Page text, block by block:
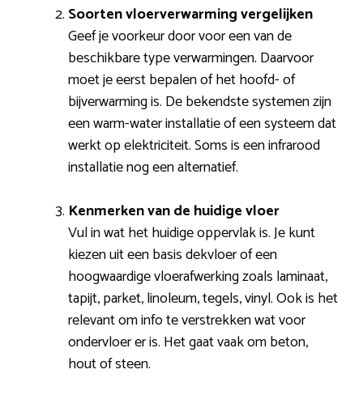
Soorten vloerverwarming vergelijken
Geef je voorkeur door voor een van de
beschikbare type verwarmingen. Daarvoor
moet je eerst bepalen of het hoofd- of
bijverwarming is. De bekendste systemen zijn
een warm-water installatie of een systeem dat
werkt op elektriciteit. Soms is een infrarood
installatie nog een alternatief.
Kenmerken van de huidige vloer
Vul in wat het huidige oppervlak is. Je kunt
kiezen uit een basis dekvloer of een
hoogwaardige vloerafwerking zoals laminaat,
tapijt, parket, linoleum, tegels, vinyl. Ook is het
relevant om info te verstrekken wat voor
ondervloer er is. Het gaat vaak om beton,
hout of steen.